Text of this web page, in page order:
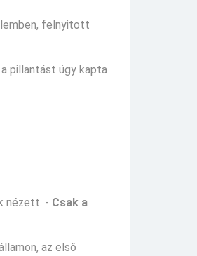
felnyitott
pillantást úgy kapta
nézett. - Csak a
az első